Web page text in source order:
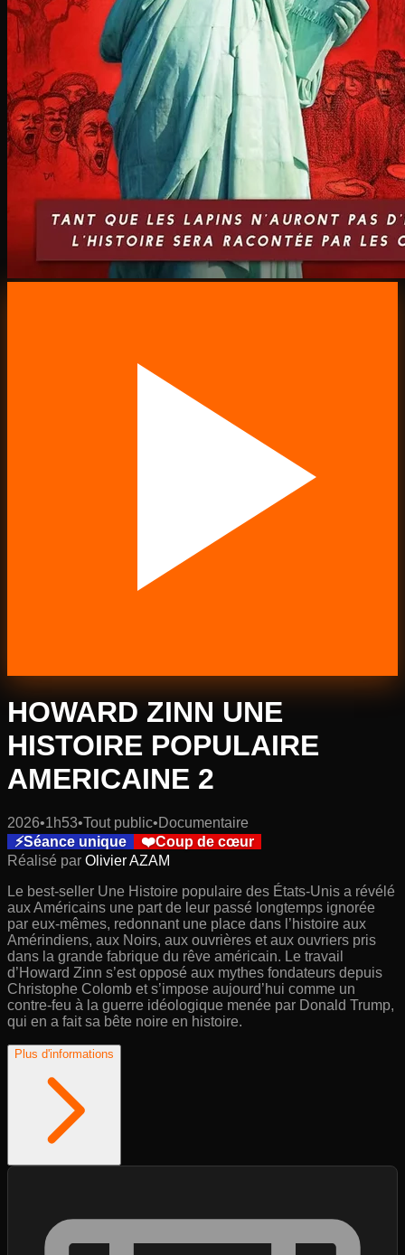
HOWARD ZINN UNE
HISTOIRE POPULAIRE
AMERICAINE 2
2026•1h53•Tout public•Documentaire
⚡Séance unique ❤️Coup de cœur
Réalisé par Olivier AZAM
Le best-seller Une Histoire populaire des États-Unis a révélé
aux Américains une part de leur passé longtemps ignorée
par eux-mêmes, redonnant une place dans l’histoire aux
Amérindiens, aux Noirs, aux ouvrières et aux ouvriers pris
dans la grande fabrique du rêve américain. Le travail
d’Howard Zinn s’est opposé aux mythes fondateurs depuis
Christophe Colomb et s’impose aujourd’hui comme un
contre-feu à la guerre idéologique menée par Donald Trump,
qui en a fait sa bête noire en histoire.
Plus d'informations